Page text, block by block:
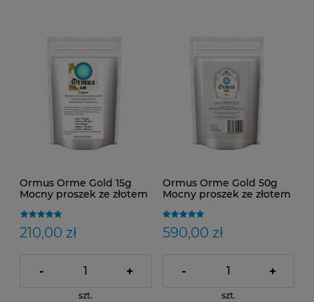
Ormus Orme Gold 15g
Mocny proszek ze złotem
210,00 zł
- +
szt.
Ormus Orme Gold 50g
Mocny proszek ze złotem
590,00 zł
- +
szt.